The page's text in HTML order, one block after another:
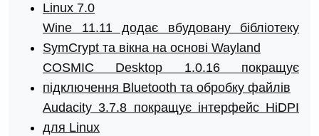
Linux 7.0
Wine 11.11 додає вбудовану бібліотеку
SymCrypt та вікна на основі Wayland
COSMIC Desktop 1.0.16 покращує
підключення Bluetooth та обробку файлів
Audacity 3.7.8 покращує інтерфейс HiDPI
для Linux